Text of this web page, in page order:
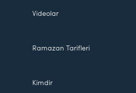
Videolar
Ramazan Tarifleri
Kimdir